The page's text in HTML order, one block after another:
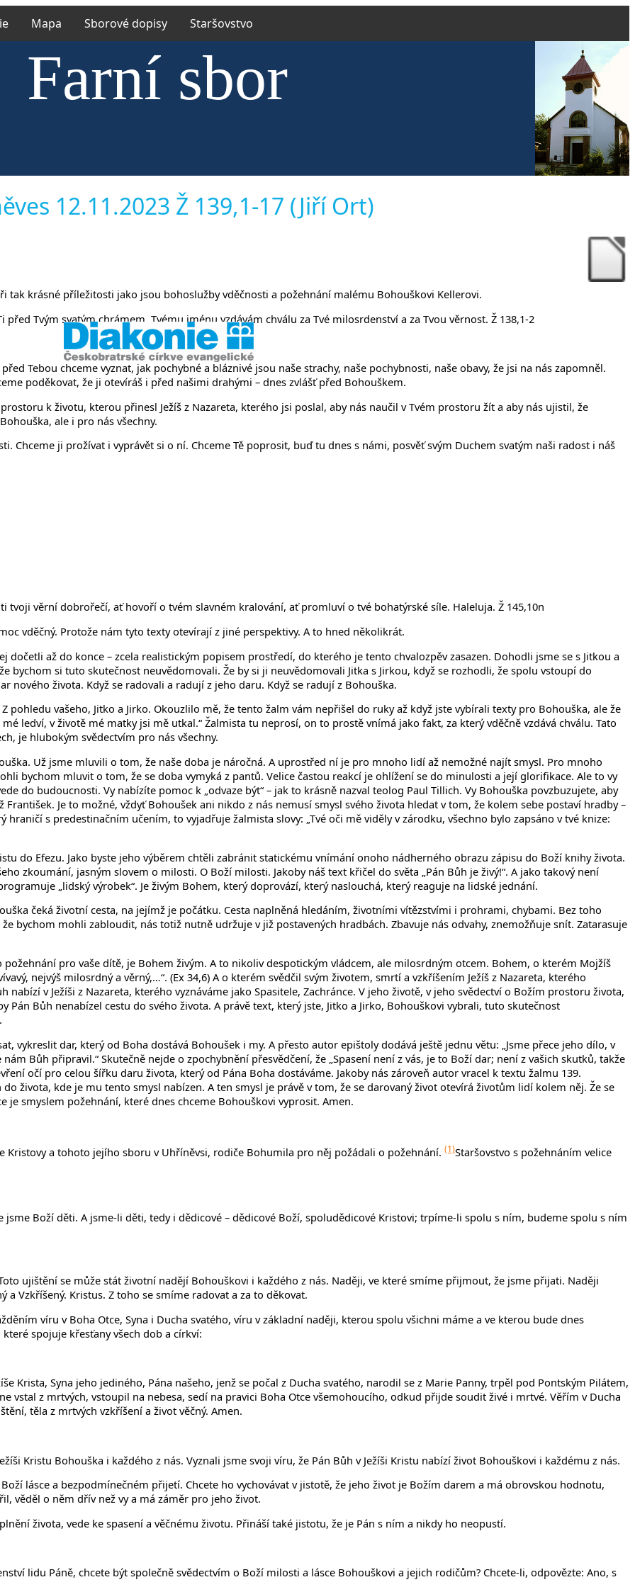
Mapa Sborové dopisy Staršovstvo
Farní sbor
církve evangelické
a Říčanech
12.11.2023 Ž 139,1-17 (Jiří Ort)
krásné příležitosti jako jsou bohoslužby vděčnosti a požehnání malému Bohouškovi Kellerovi.
Tvým svatým chrámem, Tvému jménu vzdávám chválu za Tvé milosrdenství a za Tvou věrnost. Ž 138,1-2
Tebou chceme vyznat, jak pochybné a bláznivé jsou naše strachy, naše pochybnosti, naše obavy, že jsi na nás zapomněl.
poděkovat, že ji otevíráš i před našimi drahými – dnes zvlášť před Bohouškem.
k životu, kterou přinesl Ježíš z Nazareta, kterého jsi poslal, aby nás naučil v Tvém prostoru žít a aby nás ujistil, že
ale i pro nás všechny.
Chceme ji prožívat i vyprávět si o ní. Chceme Tě poprosit, buď tu dnes s námi, posvěť svým Duchem svatým naši radost i náš
tvoji věrní dobrořečí, ať hovoří o tvém slavném kralování, ať promluví o tvé bohatýrské síle. Haleluja. Ž 145,10n
vděčný. Protože nám tyto texty otevírají z jiné perspektivy. A to hned několikrát.
dočetli až do konce – zcela realistickým popisem prostředí, do kterého je tento chvalozpěv zasazen. Dohodli jsme se s Jitkou a
bychom si tuto skutečnost neuvědomovali. Že by si ji neuvědomovali Jitka s Jirkou, když se rozhodli, že spolu vstoupí do
nového života. Když se radovali a radují z jeho daru. Když se radují z Bohouška.
Z pohledu vašeho, Jitko a Jirko. Okouzlilo mě, že tento žalm vám nepřišel do ruky až když jste vybírali texty pro Bohouška, ale že
ledví, v životě mé matky jsi mě utkal.“ Žalmista tu neprosí, on to prostě vnímá jako fakt, za který vděčně vzdává chválu. Tato
je hlubokým svědectvím pro nás všechny.
Už jsme mluvili o tom, že naše doba je náročná. A uprostřed ní je pro mnoho lidí až nemožné najít smysl. Pro mnoho
bychom mluvit o tom, že se doba vymyká z pantů. Velice častou reakcí je ohlížení se do minulosti a její glorifikace. Ale to vy
do budoucnosti. Vy nabízíte pomoc k „odvaze být“ – jak to krásně nazval teolog Paul Tillich. Vy Bohouška povzbuzujete, aby
František. Je to možné, vždyť Bohoušek ani nikdo z nás nemusí smysl svého života hledat v tom, že kolem sebe postaví hradby –
s predestinačním učením, to vyjadřuje žalmista slovy: „Tvé oči mě viděly v zárodku, všechno bylo zapsáno v tvé knize:
do Efezu. Jako byste jeho výběrem chtěli zabránit statickému vnímání onoho nádherného obrazu zápisu do Boží knihy života.
zkoumání, jasným slovem o milosti. O Boží milosti. Jakoby náš text křičel do světa „Pán Bůh je živý!“. A jako takový není
„lidský výrobek“. Je živým Bohem, který doprovází, který naslouchá, který reaguje na lidské jednání.
čeká životní cesta, na jejímž je počátku. Cesta naplněná hledáním, životními vítězstvími i prohrami, chybami. Bez toho
bychom mohli zabloudit, nás totiž nutně udržuje v již postavených hradbách. Zbavuje nás odvahy, znemožňuje snít. Zatarasuje
pro vaše dítě, je Bohem živým. A to nikoliv despotickým vládcem, ale milosrdným otcem. Bohem, o kterém Mojžíš
nejvýš milosrdný a věrný,…“. (Ex 34,6) A o kterém svědčil svým životem, smrtí a vzkříšením Ježíš z Nazareta, kterého
v Ježíši z Nazareta, kterého vyznáváme jako Spasitele, Zachránce. V jeho životě, v jeho svědectví o Božím prostoru života,
Bůh nenabízel cestu do svého života. A právě text, který jste, Jitko a Jirko, Bohouškovi vybrali, tuto skutečnost
vykreslit dar, který od Boha dostává Bohoušek i my. A přesto autor epištoly dodává ještě jednu větu: „Jsme přece jeho dílo, v
Bůh připravil.“ Skutečně nejde o zpochybnění přesvědčení, že „Spasení není z vás, je to Boží dar; není z vašich skutků, takže
očí pro celou šířku daru života, který od Pána Boha dostáváme. Jakoby nás zároveň autor vracel k textu žalmu 139.
života, kde je mu tento smysl nabízen. A ten smysl je právě v tom, že se darovaný život otevírá životům lidí kolem něj. Že se
smyslem požehnání, které dnes chceme Bohouškovi vyprosit. Amen.
Kristovy a tohoto jejího sboru v Uhříněvsi, rodiče Bohumila pro něj požádali o požehnání. (1)Staršovstvo s požehnáním velice
jsme Boží děti. A jsme-li děti, tedy i dědicové – dědicové Boží, spoludědicové Kristovi; trpíme-li spolu s ním, budeme spolu s ním
ujištění se může stát životní nadějí Bohouškovi i každého z nás. Naději, ve které smíme přijmout, že jsme přijati. Naději
a Vzkříšený. Kristus. Z toho se smíme radovat a za to děkovat.
víru v Boha Otce, Syna i Ducha svatého, víru v základní naději, kterou spolu všichni máme a ve kterou bude dnes
spojuje křesťany všech dob a církví:
Krista, Syna jeho jediného, Pána našeho, jenž se počal z Ducha svatého, narodil se z Marie Panny, trpěl pod Pontským Pilátem,
vstal z mrtvých, vstoupil na nebesa, sedí na pravici Boha Otce všemohoucího, odkud přijde soudit živé i mrtvé. Věřím v Ducha
těla z mrtvých vzkříšení a život věčný. Amen.
Kristu Bohouška i každého z nás. Vyznali jsme svoji víru, že Pán Bůh v Ježíši Kristu nabízí život Bohouškovi i každému z nás.
lásce a bezpodmínečném přijetí. Chcete ho vychovávat v jistotě, že jeho život je Božím darem a má obrovskou hodnotu,
věděl o něm dřív než vy a má záměr pro jeho život.
života, vede ke spasení a věčnému životu. Přináší také jistotu, že je Pán s ním a nikdy ho neopustí.
lidu Páně, chcete být společně svědectvím o Boží milosti a lásce Bohouškovi a jejich rodičům? Chcete-li, odpovězte: Ano, s